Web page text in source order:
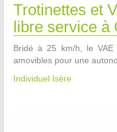
Trotinettes et
libre service à
Bridé à 25 km/h, le
amovibles pour une
Individuel Isère